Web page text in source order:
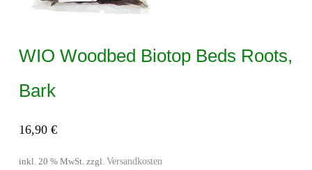
WIO Woodbed Biotop Beds Roots,
Bark
16,90 €
inkl. 20 % MwSt. zzgl. Versandkosten